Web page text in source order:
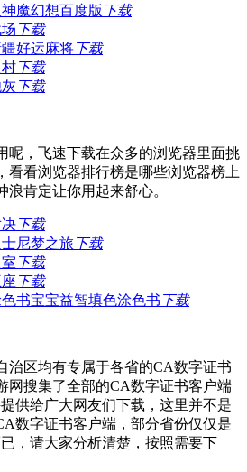
神魔幻想百度版 下载
下载
疆好运麻将下载
下载
下载
呢，飞速下载在众多的浏览器里面挑
看看浏览器排行榜是哪些浏览器榜上
肯定让你用起来舒心。
下载
尼梦之旅 下载
下载
下载
宝宝益智填色涂色书 下载
治区均有专属于各省的CA数字证书
网搜集了全部的CA数字证书客户端
供给广大网友们下载，这里并不是
数字证书客户端，部分省份仅仅是
，请大家分析清楚，按照需要下